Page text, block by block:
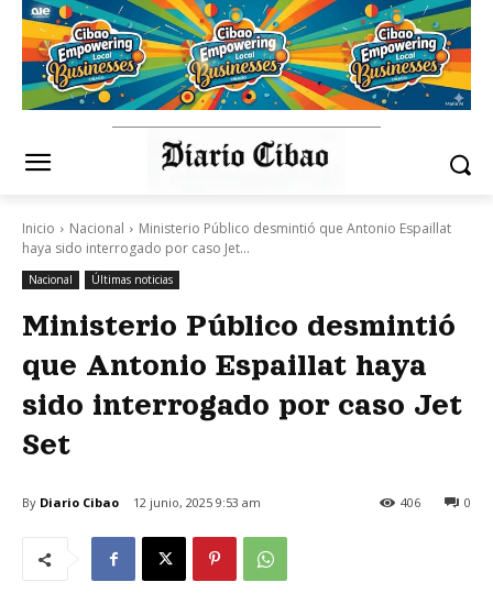
Inicio Nacional
Ministerio Público desmintió que Antonio Espaillat
haya sido interrogado por caso Jet...
Nacional Últimas noticias
Ministerio Público desmintió
que Antonio Espaillat haya
sido interrogado por caso Jet
Set
By Diario Cibao 12 junio, 2025 9:53 am 0
406